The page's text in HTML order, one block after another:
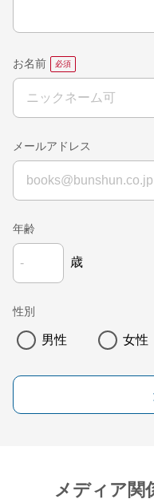
お名前
メールアドレス
年齢
歳
性別
男性 女性
メディア関